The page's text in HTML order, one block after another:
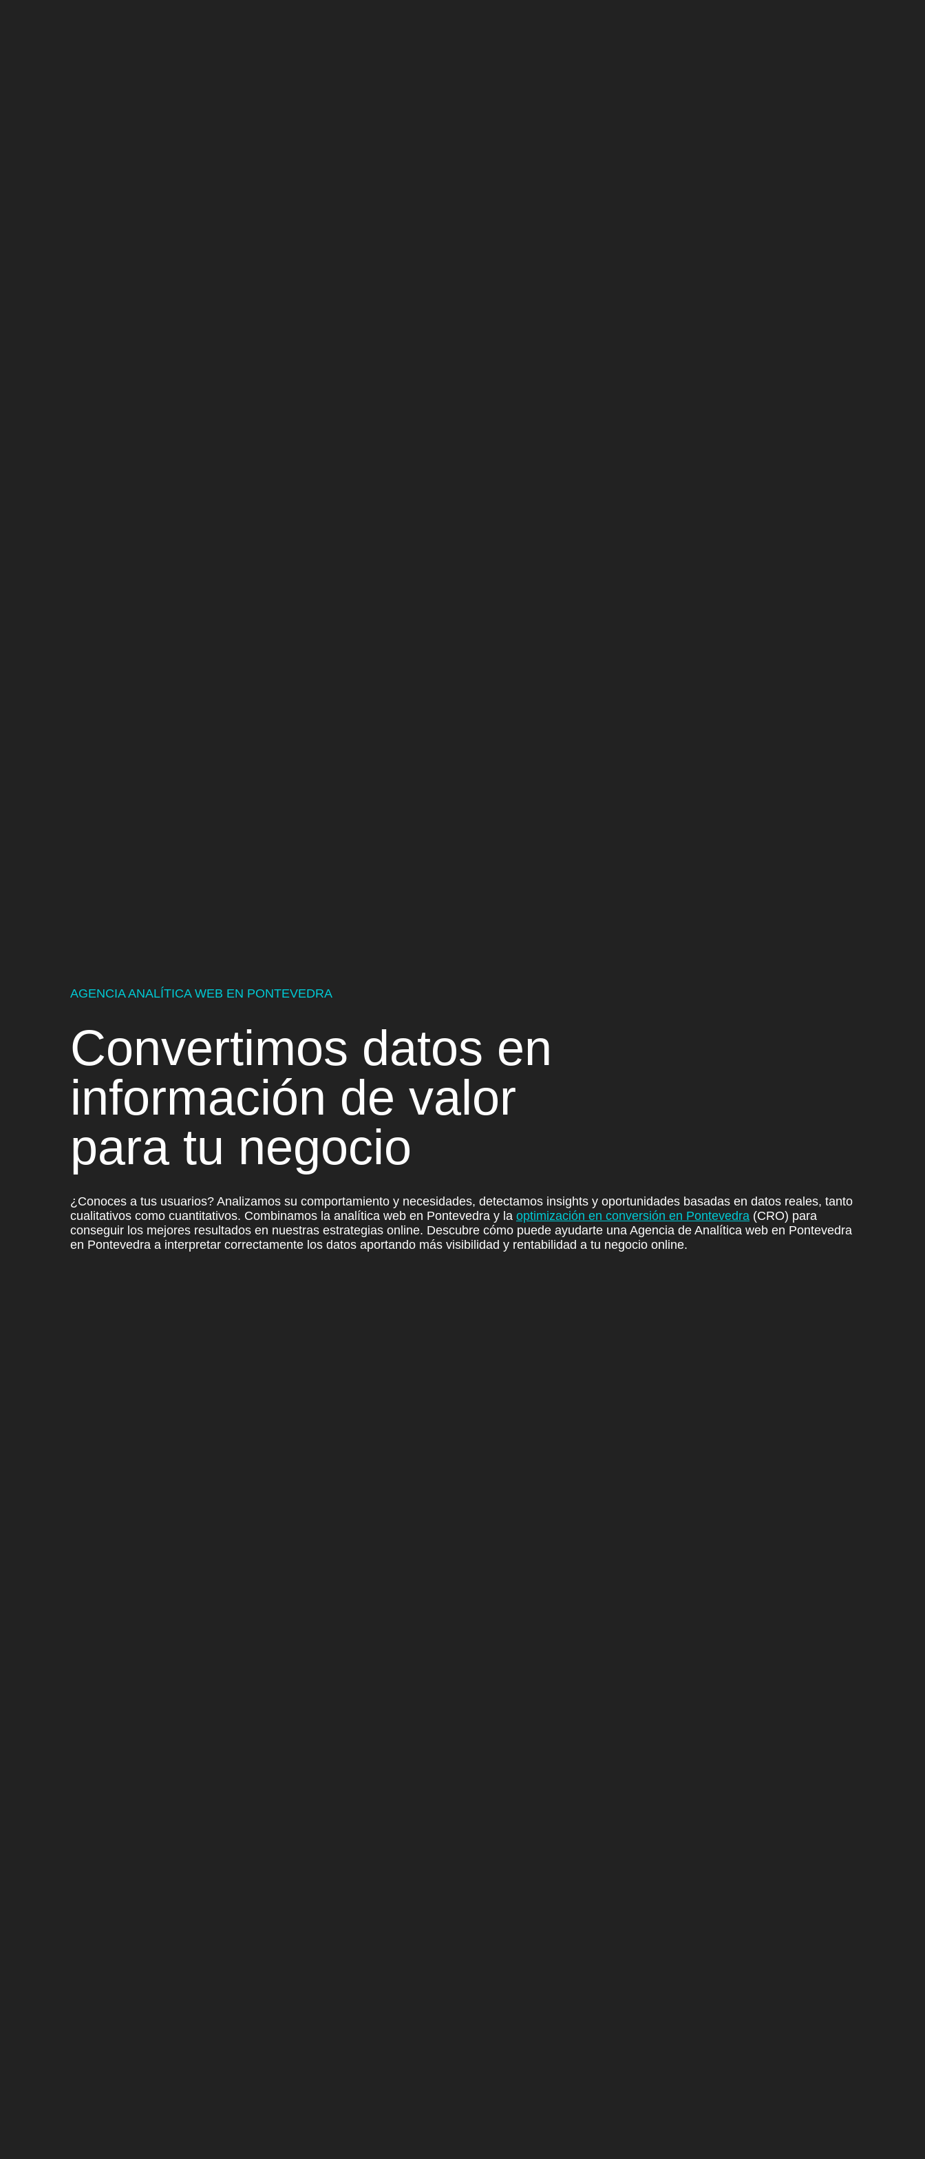
AGENCIA ANALÍTICA WEB EN PONTEVEDRA
Convertimos datos en
información de valor
para tu negocio
¿Conoces a tus usuarios? Analizamos su comportamiento y necesidades, detectamos insights y oportunidades basadas en datos reales, tanto
cualitativos como cuantitativos. Combinamos la analítica web en Pontevedra y la optimización en conversión en Pontevedra (CRO) para
conseguir los mejores resultados en nuestras estrategias online. Descubre cómo puede ayudarte una Agencia de Analítica web en Pontevedra
en Pontevedra a interpretar correctamente los datos aportando más visibilidad y rentabilidad a tu negocio online.